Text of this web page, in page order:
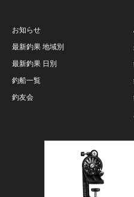
お知らせ
最新釣果 地域別
最新釣果 日別
釣船一覧
釣友会